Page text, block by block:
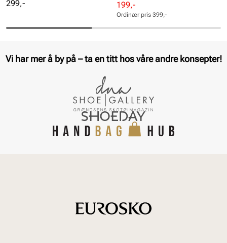
Pris
299,-
Rabattert
pris
Pris
199,-
Ordinær
pris
Pris
Ordinær pris 399,-
Vi har mer å by på – ta en titt hos våre andre konsepter!